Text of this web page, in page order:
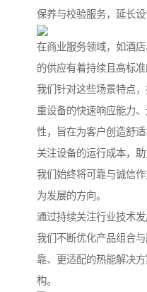
保养与校验服务，延长
在商业服务领域，如酒
的供应有着持续且高标准
我们针对这些场景特点
重设备的快速响应能力
性，旨在为客户创造舒
关注设备的运行成本，
我们始终将可靠与诚信
为发展的方向。
通过持续关注行业技术
我们不断优化产品组合
靠、更适配的热能解决
构。